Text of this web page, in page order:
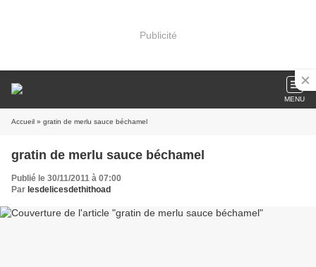
Publicité
MENU
Accueil » gratin de merlu sauce béchamel
gratin de merlu sauce béchamel
Publié le 30/11/2011 à 07:00
Par lesdelicesdethithoad